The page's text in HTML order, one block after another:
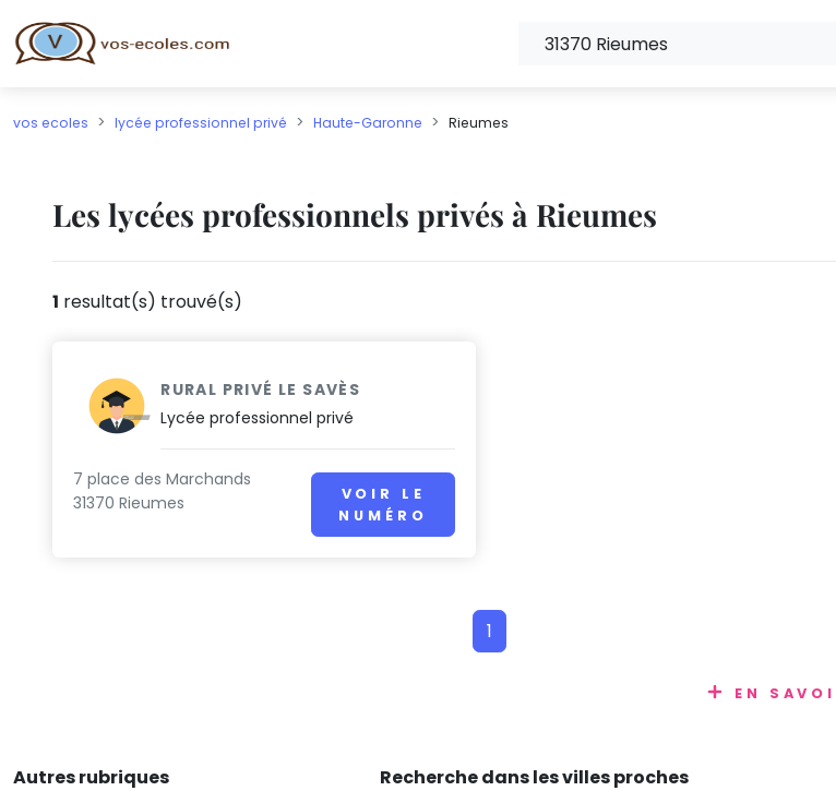
vos ecoles lycée professionnel privé Haute-Garonne Rieumes
Les lycées professionnels privés à Rieumes
1 resultat(s) trouvé(s)
RURAL PRIVÉ LE SAVÈS
Lycée professionnel privé
7 place des Marchands
31370 Rieumes
VOIR LE
NUMÉRO
1
EN
Autres rubriques Recherche dans les villes proches